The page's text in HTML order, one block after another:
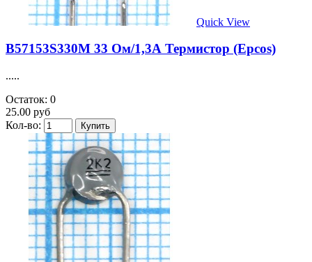
Quick View
B57153S330M 33 Ом/1,3А Термистор (Epcos)
.....
Остаток: 0
25.00 руб
Кол-во: